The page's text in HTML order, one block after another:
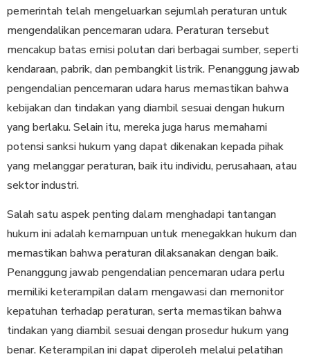
pemerintah telah mengeluarkan sejumlah peraturan untuk
mengendalikan pencemaran udara. Peraturan tersebut
mencakup batas emisi polutan dari berbagai sumber, seperti
kendaraan, pabrik, dan pembangkit listrik. Penanggung jawab
pengendalian pencemaran udara harus memastikan bahwa
kebijakan dan tindakan yang diambil sesuai dengan hukum
yang berlaku. Selain itu, mereka juga harus memahami
potensi sanksi hukum yang dapat dikenakan kepada pihak
yang melanggar peraturan, baik itu individu, perusahaan, atau
sektor industri.
Salah satu aspek penting dalam menghadapi tantangan
hukum ini adalah kemampuan untuk menegakkan hukum dan
memastikan bahwa peraturan dilaksanakan dengan baik.
Penanggung jawab pengendalian pencemaran udara perlu
memiliki keterampilan dalam mengawasi dan memonitor
kepatuhan terhadap peraturan, serta memastikan bahwa
tindakan yang diambil sesuai dengan prosedur hukum yang
benar. Keterampilan ini dapat diperoleh melalui pelatihan